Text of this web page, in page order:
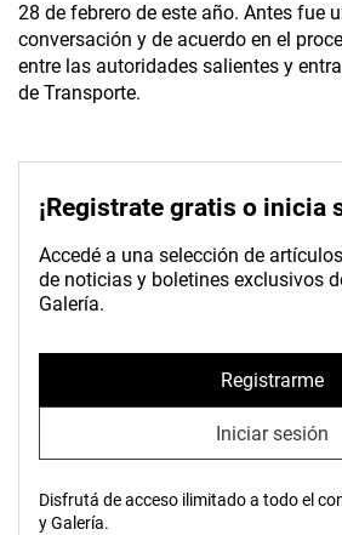
28 de febrero de este año. Antes fue
conversación y de acuerdo en el
entre las autoridades salientes y
de Transporte.
¡Registrate gratis o inicia
Accedé a una selección de
de noticias y boletines exclusivos
Galería.
Registrarme
Iniciar sesión
Disfrutá de acceso ilimitado a todo el
y Galería.